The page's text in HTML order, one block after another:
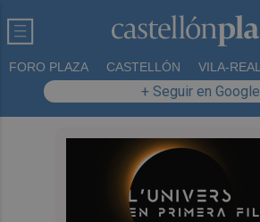
FORO PLAZA CASTELLÓN VILA-REAL
+ Seguir en Google